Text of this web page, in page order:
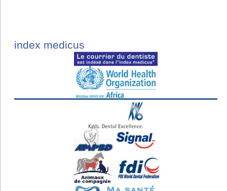
index medicus